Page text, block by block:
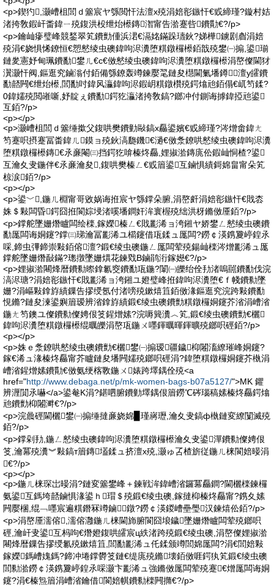
<p>鍥犳,灏嶆柤閭ｄ簺宸ヤ綔閲忓法澶х殑涓婄彮鏃忓€戜締瑾?鏇村姞
渚挎敎鍜屽畨鍏ㄧ殑鍑洪杸绁炲櫒鏄潪甯告湁蹇呰鐨勩€?/p>
<p>鑰屾瘮璧峰競鍫翠笂鐨勯偅浜涒€滆姳鏋跺瓙鈥?娣樺鐪剧睂涓婄
殑涓€娆惧悕鐐恒€愬憖绫虫礇鍏呴浕瀵堕粸鐓欏櫒銆戠殑鐢㈠搧,鍙瑐
鏈夎憲妤甸珮鐨勫鐢ㄦ€с€傚憖绫虫礇鍏呴浕瀵堕粸鐓欏櫒涓嶅儏閫犲
瀷灏忓阀,鏂逛究鏀滃付銆備綔鐐轰竴鍊嬮毣鏈夋櫘閫氭墦鐏澶у皬鐨
勫嚭闁€绁炲櫒,閭勫吋鍏风灜鍏呴浕鍜岄粸鐓欑殑鍔熻兘銆傝€屼笉鍒?
0鍏嬬殑閲嶉噺,妤靛ぇ鐨勫鍔犵灜渚挎敎鎬?鎯冲付鍘诲摢鍏掗兘鍙
互銆?/p>
<p></p>
<p>灏嶆柤閭ｄ簺缍撳父鍑哄樊鐨勭敺鎬х厵鍙嬪€戜締瑾?涔熷畬鍏ㄤ
笉蹇呮摂蹇冨畨鍏ㄦ鏌ョ殑鈥滈瓟鐖€濄€傚洜鐐哄憖绫虫礇鍏呴浕瀵
堕粸鐓欏櫒鏄€氶亷閹㈢挡鍔犵啽榛炵厵,娌掓湁鏄庣伀鍜屾恫楂?鍙
互瀹夊叏鍦伴€氶亷瀹夋,鍑哄樊榛ㄥ€戜篃鍙互鏀惧績鎶婂畠甯朵笂
椋涙銆?/p>
<p></p>
<p>鍙﹀,鍦ㄦ棩甯哥敓娲诲拰宸ヤ綔鐣朵腑,涓嶅皯涓婄彮鏃忓€戝枩
姝＄敤闆昏鍔囧拰閬婃埐渚嗘墦鐧奸洠寰楃殑绌洪枒鏅傚厜銆?/p>
<p>鐣舵墜姗熸矑闆绘檪,鎵嬫榛ㄥ€戝彲浠ョ洿鎺ヤ娇鐢ㄥ憖绫虫礇鐨
勫厖闆诲姛鑳?鐣㈢珶瀹冨彲浠ユ櫤鑳借瓨鍒ュ厖闆?鐒￠渶鎸夐嵉鍠氶
啋,鍗虫彃鍗崇敤銆傛澶?鍛€绫虫礇鍦ㄥ厖闆荤殑鍚屾檪涔熷彲浠ュ厖
鐣舵墜姗熸敮鏋?璁撴墜姗熼花鍊戣В鏀鹃洐鎵嬨€?/p>
<p>娌掓湁闀烽暦鐨勬暩鎿氱窔鐨勫瓨鍦?闈㈠皪绐佺劧渚嗚嚚鐨勫伐浣
滈浕瑭?涓婄彮鏃忓€戝彲浠ョ洿鎺ユ嬁璧峰拰鍏呴浕瀵堕€ｆ帴鐨勬墜
姗?涓嶇敤鎿斿績鏁告摎绶氬付渚嗙殑鏉熺笡銆傚湪鏂逛究浣跨敤鐨勫
悓鏅?鏈夋湅鍙嬩篃瑷辨渻鎿斿績鍛€绫虫礇鐨勯粸鐓欏姛鑳芥渻涓嶆渻
鍦ㄤ笉鐭ユ儏鐨勬儏娉佷笅鍟熷嫊?浣嗕簨瀵︿笂,鍛€绫虫礇鐨勯€欐
鍏呴浕瀵堕粸鐓欏櫒绲曞皪涓嶅瓨鍦ㄨ嚜鍕曞暉鍕曠殑鎯呮硜銆?/p>
<p></p>
<p>姝ｅ洜鐐哄憖绫虫礇鐨勯€欐鐢㈠搧瑷疆鐬枊闂滀繚璀峰姛鑳?
鎵€浠ュ湪榛炵厵甯芥矑鏈夋墦闁嬬殑鎯呮硜涓?鍏堕粸鐓欏姛鑳芥槸涓
嶆渻鍟熷嫊鐨勩€傚氨绠楁斁鍦ㄨ婊跨墿鍝佺殑<a
href="http://www.debaga.net/p/mk-women-bags-b07a5127/">MK 鑺
辨湹閴氶嚇</a>鍙奙K涓?鍖呬腑鐨勭墿鍝佷篃鐒℃硶瑙稿嫊榛炵厵鍔熻
兘鐨勯枊闂溿€?/p>
<p>浣曟硜閫欐鐢㈠搧缍撻亷娆婂▉瑾嶈瓑,瀹夊叏鎬ф槸鏈変繚闅滅殑
銆?/p>
<p>鐣剁劧,鍦ㄥ憖绫虫礇鍏呴浕瀵堕粸鐓欏櫒瀹夊叏鍙潬鐨勬儏娉佷
笅,瀹冪殑瀵︾敤鎬т篃鏄壒鍒ュ挤澶х殑,灏ゅ叾楂旂従鍦ㄦ梾閬婄暥涓
€?/p>
<p></p>
<p>鍦ㄦ梾琛岀暥涓?鏈変簺鐢峰＋鍊戦洠鍏嶆渻鑼冪厵鐧?閫欐檪鍊欏
氨鍙互鎷垮嚭鏀惧湪鍙ｈ瑁＄殑鍛€绫虫礇,鎵撻枊榛炵厵甯?鎸夊嫊
闁嬮棞,绲﹁嚜宸遍粸鐕冧竴鏀鐓?鐒￠渶鍐嶆壘璺汉鍊熺伀銆?/p>
<p>涓嶅厜濡傛,濡傛灉鍦ㄦ梾閫斾腑閬囧埌鐬墜姗熸矑闆荤殑鎯呮
硜,瀹屽叏鍙互杩呴€熸嬁鍑哄皬宸ц紩渚跨殑鍛€绫虫礇,涓嶅儏娌掓湁
闀烽暦鏁告摎绶氱殑鏉熺笡,閭勫彲浠ュ仛鍒颁竴閭婂厖闆?涓€閭婄敤
鎵嬫鎷嶆媿鎷?鍗冲埢鐣欎笅鏈€缇庣殑鏅壊銆傚啀鍔犱笂鍛€绫虫礇
閭勬湁鐒￠渶鎸夐嵉鍠氶啋灏卞彲浠ュ強鏅傚厖闆荤殑蹇€熷厖闆诲姛
鑳?涓€榛炰篃涓嶆渻鑰借閬婄帺鐨勬檪闁撱€?/p>